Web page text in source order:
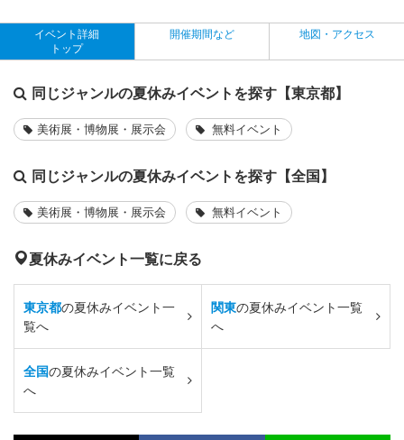
イベント詳細
トップ
開催期間など 地図・アクセス
同じジャンルの夏休みイベントを探す【東京都】
美術展・博物展・展示会 無料イベント
同じジャンルの夏休みイベントを探す【全国】
美術展・博物展・展示会 無料イベント
夏休みイベント一覧に戻る
東京都の夏休みイベント一
覧へ
関東の夏休みイベント一覧
へ
全国の夏休みイベント一覧
へ